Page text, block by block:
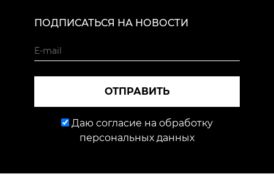
ПОДПИСАТЬСЯ НА НОВОСТИ
ОТПРАВИТЬ
Даю согласие на обработку
персональных данных